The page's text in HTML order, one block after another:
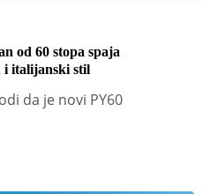
od 60 stopa spaja
i italijanski stil
da je novi PY60